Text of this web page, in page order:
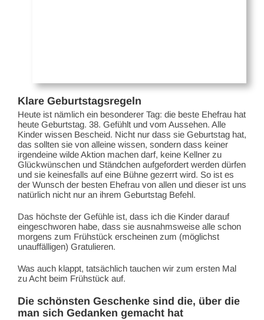
Klare Geburtstagsregeln
Heute ist nämlich ein besonderer Tag: die beste Ehefrau hat
heute Geburtstag. 38. Gefühlt und vom Aussehen. Alle
Kinder wissen Bescheid. Nicht nur dass sie Geburtstag hat,
das sollten sie von alleine wissen, sondern dass keiner
irgendeine wilde Aktion machen darf, keine Kellner zu
Glückwünschen und Ständchen aufgefordert werden dürfen
und sie keinesfalls auf eine Bühne gezerrt wird. So ist es
der Wunsch der besten Ehefrau von allen und dieser ist uns
natürlich nicht nur an ihrem Geburtstag Befehl.
Das höchste der Gefühle ist, dass ich die Kinder darauf
eingeschworen habe, dass sie ausnahmsweise alle schon
morgens zum Frühstück erscheinen zum (möglichst
unauffälligen) Gratulieren.
Was auch klappt, tatsächlich tauchen wir zum ersten Mal
zu Acht beim Frühstück auf.
Die schönsten Geschenke sind die, über die
man sich Gedanken gemacht hat